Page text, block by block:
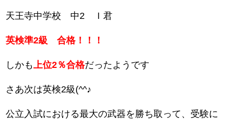
天王寺中学校 中2 Ｉ君
英検準2級 合格！！！
しかも上位2％合格だったようです
さあ次は英検2級(^^♪
公立入試における最大の武器を勝ち取って、受験に